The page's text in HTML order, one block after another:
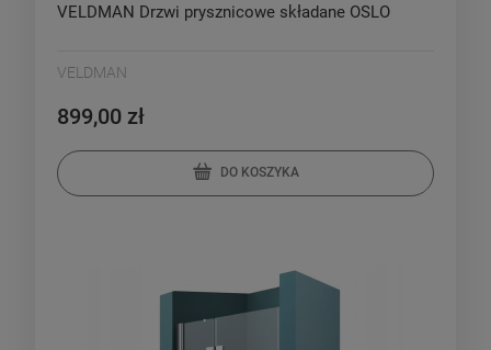
VELDMAN Drzwi prysznicowe składane OSLO
VELDMAN
899,00 zł
DO KOSZYKA